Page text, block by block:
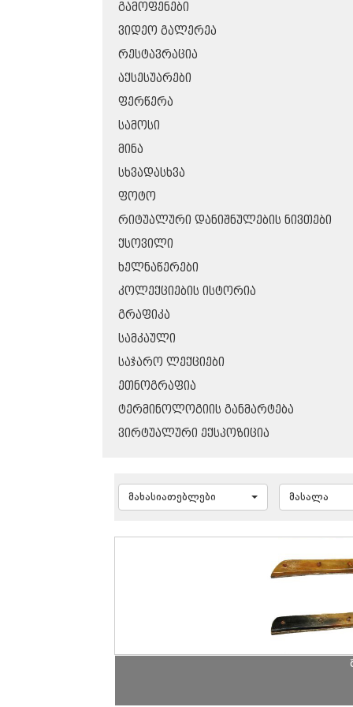
ᲒᲐᲛᲝᲤᲔᲜᲔᲑᲘ
ᲕᲘᲓᲔᲝ ᲒᲐᲚᲔᲠᲔᲐ
ᲠᲔᲡᲢᲐᲕᲠᲐᲪᲘᲐ
ᲐᲥᲡᲔᲡᲣᲐᲠᲔᲑᲘ
ᲤᲔᲠᲬᲔᲠᲐ
ᲡᲐᲛᲝᲡᲘ
ᲛᲘᲜᲐ
ᲡᲮᲕᲐᲓᲐᲡᲮᲕᲐ
ᲤᲝᲢᲝ
ᲠᲘᲢᲣᲐᲚᲣᲠᲘ ᲓᲐᲜᲘᲨᲜᲣᲚᲔᲑᲘᲡ ᲜᲘᲕᲗᲔᲑᲘ
ᲥᲡᲝᲕᲘᲚᲘ
ᲮᲔᲚᲜᲐᲬᲔᲠᲔᲑᲘ
ᲙᲝᲚᲔᲥᲪᲘᲔᲑᲘᲡ ᲘᲡᲢᲝᲠᲘᲐ
ᲒᲠᲐᲤᲘᲙᲐ
ᲡᲐᲛᲙᲐᲣᲚᲘ
ᲡᲐᲯᲐᲠᲝ ᲚᲔᲥᲪᲘᲔᲑᲘ
ᲔᲗᲜᲝᲒᲠᲐᲤᲘᲐ
ᲢᲔᲠᲛᲘᲜᲝᲚᲝᲒᲘᲘᲡ ᲒᲐᲜᲛᲐᲠᲢᲔᲑᲐ
ᲕᲘᲠᲢᲣᲐᲚᲣᲠᲘ ᲔᲥᲡᲞᲝᲖᲘᲪᲘᲐ
მახასიათებლები მასალა